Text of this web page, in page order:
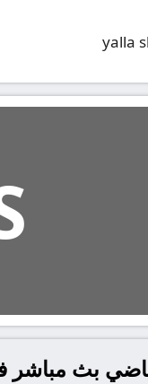
yalla
بث